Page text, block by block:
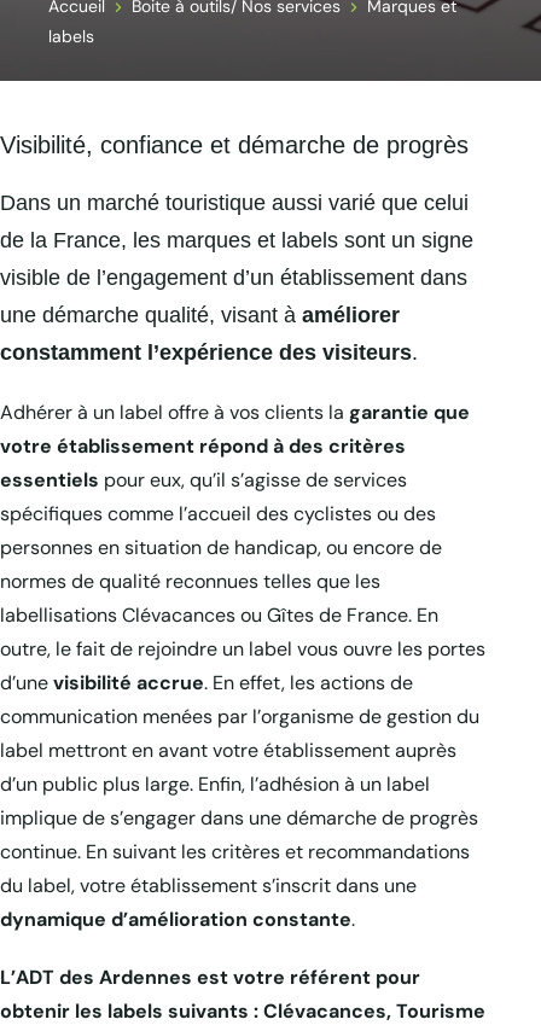
Accueil Boite à outils/ Nos services
Marques et
labels
Visibilité, confiance et démarche de progrès
Dans un marché touristique aussi varié que celui
de la France, les marques et labels sont un signe
visible de l’engagement d’un établissement dans
une démarche qualité, visant à améliorer
constamment l’expérience des visiteurs.
Adhérer à un label offre à vos clients la garantie que
votre établissement répond à des critères
essentiels pour eux, qu’il s’agisse de services
spécifiques comme l’accueil des cyclistes ou des
personnes en situation de handicap, ou encore de
normes de qualité reconnues telles que les
labellisations Clévacances ou Gîtes de France. En
outre, le fait de rejoindre un label vous ouvre les portes
d’unevisibilité accrue. En effet, les actions de
communication menées par l’organisme de gestion du
label mettront en avant votre établissement auprès
d’un public plus large. Enfin, l’adhésion à un label
implique de s’engager dans une démarche de progrès
continue. En suivant les critères et recommandations
du label, votre établissement s’inscrit dans une
dynamique d’amélioration constante.
L’ADT des Ardennes est votre référent pour
obtenir les labels suivants : Clévacances, Tourisme